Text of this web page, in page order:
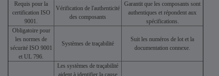
Requis pour la
certification ISO
9001.
Vérification de l'authenticité
des composants
Garantit que les composants sont
authentiques et répondent aux
spécifications.
Obligatoire pour
les normes de
sécurité ISO 9001
et UL 796.
Systèmes de traçabilité
Suit les numéros de lot et la
documentation connexe.
Les systèmes de traçabilité
aident à identifier la cause